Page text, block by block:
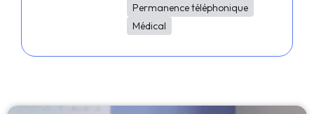
Permanence téléphonique
Médical